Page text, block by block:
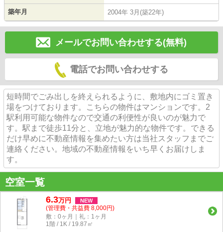
築年月 2004年 3月(築22年)
メールでお問い合わせする(無料)
電話でお問い合わせする
短時間でごみ出しを終えられるように、敷地内にゴミ置き
場をつけております。こちらの物件はマンションです。2
駅利用可能な物件なので交通の利便性が良いのが魅力で
す。駅まで徒歩11分と、立地が魅力的な物件です。できる
だけ早めに不動産情報を集めたい方は当社スタッフまでご
連絡ください。地域の不動産情報をいち早くお届けしま
す。
空室一覧
6.3万円 NEW
(管理費・共益費 8,000円)
敷：0ヶ月｜礼：1ヶ月
1階 / 1K / 19.87㎡